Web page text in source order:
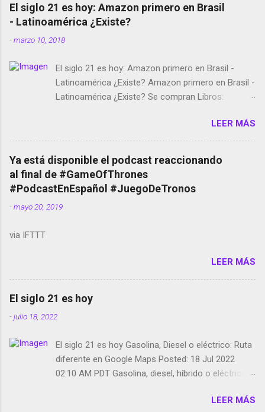
El siglo 21 es hoy: Amazon primero en Brasil
- Latinoamérica ¿Existe?
-marzo 10, 2018
El siglo 21 es hoy: Amazon primero en Brasil -
Latinoamérica ¿Existe? Amazon primero en Brasil -
Latinoamérica ¿Existe? Se compran Libros:
temporada de Black Mirror Twitter deja de verificar
cuentas Responden los fotógrafos Brian May y el
copyright en Instagram Música y vídeo selfies en la
red social Riddley Scott saca a Kevin Spacey de su
película Francisco regaña a los que usan el
smartphone en sus misas La serie de la Tierra
Media GoBee - StartUp de bicicletas de alquiler
Live Photos en Google Photos Llegando Partimos
Dictados en Android El tamaño y su importancia...
LEER MÁS
Ya está disponible el podcast reaccionando
al final de #GameOfThrones
#PodcastEnEspañol #JuegoDeTronos
-mayo 20, 2019
via IFTTT
LEER MÁS
El siglo 21 es hoy
-julio 18, 2022
El siglo 21 es hoy Gasolina, Diesel o eléctrico: Ruta
diferente en Google Maps Posted: 18 Jul 2022
02:10 AM PDT Gasolina, diesel, híbrido o eléctrico:
LEER MÁS